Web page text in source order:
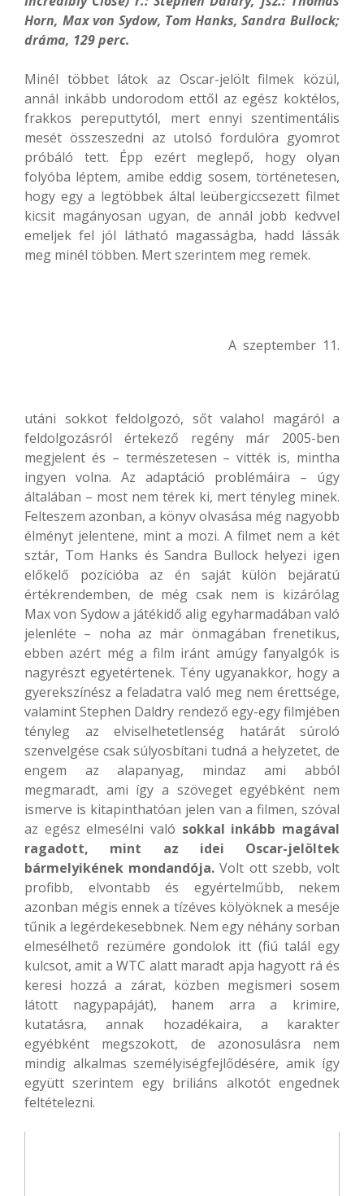
Horn, Max von Sydow, Tom Hanks, Sandra Bullock;
dráma, 129 perc.
Minél többet látok az Oscar-jelölt filmek közül,
annál inkább undorodom ettől az egész koktélos,
frakkos pereputtytól, mert ennyi szentimentális
mesét összeszedni az utolsó fordulóra gyomrot
próbáló tett. Épp ezért meglepő, hogy olyan
folyóba léptem, amibe eddig sosem, történetesen,
hogy egy a legtöbbek által leübergiccsezett filmet
kicsit magányosan ugyan, de annál jobb kedvvel
emeljek fel jól látható magasságba, hadd lássák
meg minél többen. Mert szerintem meg remek.
A szeptember 11.
utáni sokkot feldolgozó, sőt valahol magáról a
feldolgozásról értekező regény már 2005-ben
megjelent és – természetesen – vitték is, mintha
ingyen volna. Az adaptáció problémáira – úgy
általában – most nem térek ki, mert tényleg minek.
Felteszem azonban, a könyv olvasása még nagyobb
élményt jelentene, mint a mozi. A filmet nem a két
sztár, Tom Hanks és Sandra Bullock helyezi igen
előkelő pozícióba az én saját külön bejáratú
értékrendemben, de még csak nem is kizárólag
Max von Sydow a játékidő alig egyharmadában való
jelenléte – noha az már önmagában frenetikus,
ebben azért még a film iránt amúgy fanyalgók is
nagyrészt egyetértenek. Tény ugyanakkor, hogy a
gyerekszínész a feladatra való meg nem érettsége,
valamint Stephen Daldry rendező egy-egy filmjében
tényleg az elviselhetetlenség határát súroló
szenvelgése csak súlyosbítani tudná a helyzetet, de
engem az alapanyag, mindaz ami abból
megmaradt, ami így a szöveget egyébként nem
ismerve is kitapinthatóan jelen van a filmen, szóval
az egész elmesélni való sokkal inkább magával
ragadott, mint az idei Oscar-jelöltek
bármelyikének mondandója. Volt ott szebb, volt
profibb, elvontabb és egyértelműbb, nekem
azonban mégis ennek a tízéves kölyöknek a meséje
tűnik a legérdekesebbnek. Nem egy néhány sorban
elmesélhető rezümére gondolok itt (fiú talál egy
kulcsot, amit a WTC alatt maradt apja hagyott rá és
keresi hozzá a zárat, közben megismeri sosem
látott nagypapáját), hanem arra a krimire,
kutatásra, annak hozadékaira, a karakter
egyébként megszokott, de azonosulásra nem
mindig alkalmas személyiségfejlődésére, amik így
együtt szerintem egy briliáns alkotót engednek
feltételezni.